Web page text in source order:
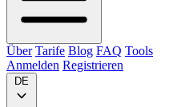
Über Tarife Blog FAQ Tools
Anmelden Registrieren
DE